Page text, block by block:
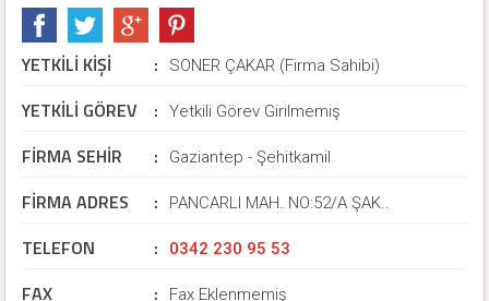
YETKİLİ KİŞİ : SONER ÇAKAR (Firma Sahibi)
YETKİLİ GÖREV : Yetkili Görev Girilmemiş
FİRMA SEHİR : Gaziantep - Şehitkamil
FİRMA ADRES : PANCARLI MAH. NO:52/A ŞAK..
TELEFON : 0342 230 95 53
FAX : Fax Eklenmemiş